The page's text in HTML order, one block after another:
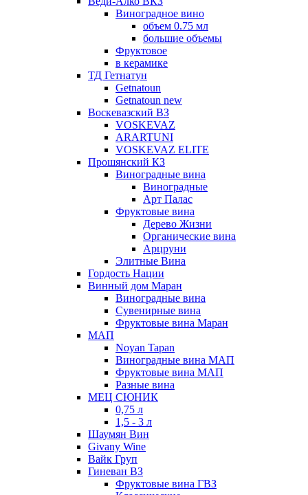
Виноградное вино
объем 0.75 мл
большие объемы
Фруктовое
в керамике
ТД Гетнатун
Getnatoun
Getnatoun new
Воскевазский ВЗ
VOSKEVAZ
ARARTUNI
VOSKEVAZ ELITE
Прошянский КЗ
Виноградные вина
Виноградные
Арт Палас
Фруктовые вина
Дерево Жизни
Органические вина
Арцруни
Элитные Вина
Гордость Нации
Винный дом Маран
Виноградные вина
Сувенирные вина
Фруктовые вина Маран
МАП
Noyan Tapan
Виноградные вина МАП
Фруктовые вина МАП
Разные вина
МЕЦ СЮНИК
0,75 л
1,5 - 3 л
Шаумян Вин
Givany Wine
Вайк Груп
Гиневан ВЗ
Фруктовые вина ГВЗ